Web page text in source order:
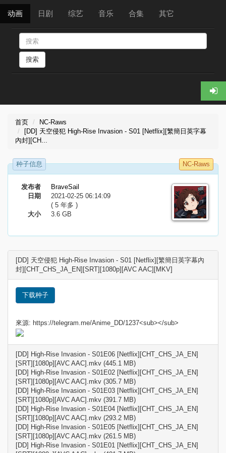
动画 日剧 综艺 音乐 合集 其它
搜索
首页
NC-Raws
[DD] 天空侵犯 High-Rise Invasion - S01 [Netflix][繁簡日英字幕
內封][CH...
种子信息 NC-Raws
发布者
BraveSail
日期
2021-02-25 06:14:09
( 5 年多 )
大小
3.6 GB
[DD] 天空侵犯 High-Rise Invasion - S01 [Netflix][繁簡日英字幕內
封][CHT_CHS_JA_EN][SRT][1080p][AVC AAC][MKV]
下载种子
來源: https://telegram.me/Anime_DD/1237<sub></sub>
[DD] High-Rise Invasion - S01E06 [Netflix][CHT_CHS_JA_EN]
[SRT][1080p][AVC AAC].mkv (445.1 MB)
[DD] High-Rise Invasion - S01E02 [Netflix][CHT_CHS_JA_EN]
[SRT][1080p][AVC AAC].mkv (305.7 MB)
[DD] High-Rise Invasion - S01E03 [Netflix][CHT_CHS_JA_EN]
[SRT][1080p][AVC AAC].mkv (391.7 MB)
[DD] High-Rise Invasion - S01E04 [Netflix][CHT_CHS_JA_EN]
[SRT][1080p][AVC AAC].mkv (293.2 MB)
[DD] High-Rise Invasion - S01E05 [Netflix][CHT_CHS_JA_EN]
[SRT][1080p][AVC AAC].mkv (261.5 MB)
[DD] High-Rise Invasion - S01E01 [Netflix][CHT_CHS_JA_EN]